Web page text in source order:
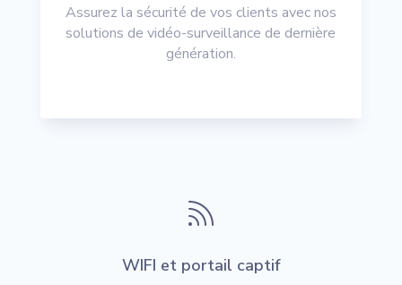
Assurez la sécurité de vos clients avec nos
solutions de vidéo-surveillance de dernière
génération.

WIFI et portail captif